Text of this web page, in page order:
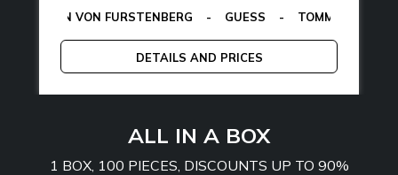
- MANGANO
VON FURSTENBERG - GUESS - TOMMY HILFIGER
DETAILS AND PRICES
CALVIN
ALL IN A BOX
1 BOX, 100 PIECES, DISCOUNTS UP TO 90%